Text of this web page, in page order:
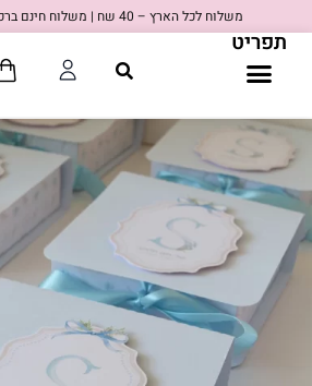
משלוח לכל הארץ – 40 שח | משלוח חינם ברכישה מעל 1800 שח
תפריט